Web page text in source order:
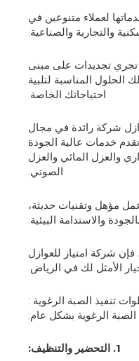
لعملاء متنوعين في
والتجارية والصناعية.
تجري تجديدات على مبنى
الحلول المناسبة لتلبية
احتياجاتك الخاصة.
شركة رائدة في مجال
خدمات عالية الجودة
والعزل المائي والعزل
الصوتي.
مؤهل وتقنيات حديثة،
والاستدامة البيئية.
شركة امتياز للعوازل
الأمثل لك في الرياض.
تنفيذ الصبة الرغوية :
الرغوية بشكل عام:
1. التحضير والتنظيف: